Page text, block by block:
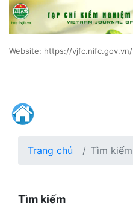
Website: https://vjfc.nifc.gov.vn/
Trang chủ Tìm kiếm
Tìm kiếm